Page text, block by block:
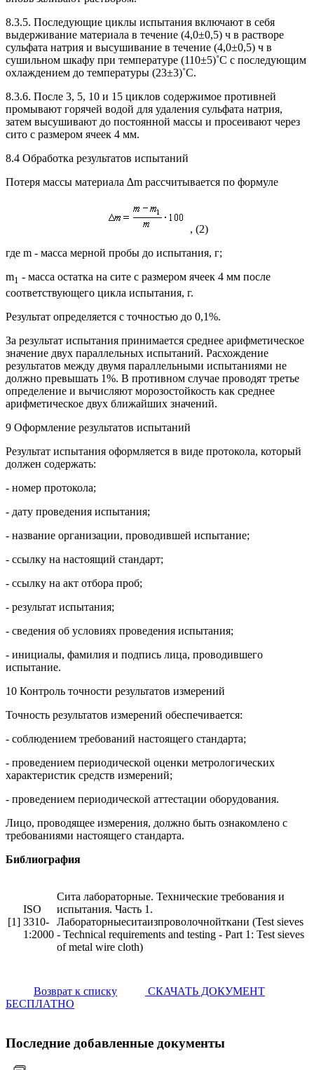
8.3.5. Последующие циклы испытания включают в себя
выдерживание материала в течение (4,0±0,5) ч в растворе
сульфата натрия и высушивание в течение (4,0±0,5) ч в
сушильном шкафу при температуре (110±5)˚С с последующим
охлаждением до температуры (23±3)˚С.
8.3.6. После 3, 5, 10 и 15 циклов содержимое противней
промывают горячей водой для удаления сульфата натрия,
затем высушивают до постоянной массы и просеивают через
сито с размером ячеек 4 мм.
8.4 Обработка результатов испытаний
Потеря массы материала ∆m рассчитывается по формуле
, (2)
где m - масса мерной пробы до испытания, г;
m1 - масса остатка на сите с размером ячеек 4 мм после
соответствующего цикла испытания, г.
Результат определяется с точностью до 0,1%.
За результат испытания принимается среднее арифметическое
значение двух параллельных испытаний. Расхождение
результатов между двумя параллельными испытаниями не
должно превышать 1%. В противном случае проводят третье
определение и вычисляют морозостойкость как среднее
арифметическое двух ближайших значений.
9 Оформление результатов испытаний
Результат испытания оформляется в виде протокола, который
должен содержать:
- номер протокола;
- дату проведения испытания;
- название организации, проводившей испытание;
- ссылку на настоящий стандарт;
- ссылку на акт отбора проб;
- результат испытания;
- сведения об условиях проведения испытания;
- инициалы, фамилия и подпись лица, проводившего
испытание.
10 Контроль точности результатов измерений
Точность результатов измерений обеспечивается:
- соблюдением требований настоящего стандарта;
- проведением периодической оценки метрологических
характеристик средств измерений;
- проведением периодической аттестации оборудования.
Лицо, проводящее измерения, должно быть ознакомлено с
требованиями настоящего стандарта.
Библиография
[1]
ISO
3310-
1:2000
Сита лабораторные. Технические требования и
испытания. Часть 1.
Лабораторныеситаизпроволочнойткани (Test sieves
- Technical requirements and testing - Part 1: Test sieves
of metal wire cloth)
Возврат к списку
СКАЧАТЬ ДОКУМЕНТ
БЕСПЛАТНО
Последние добавленные документы